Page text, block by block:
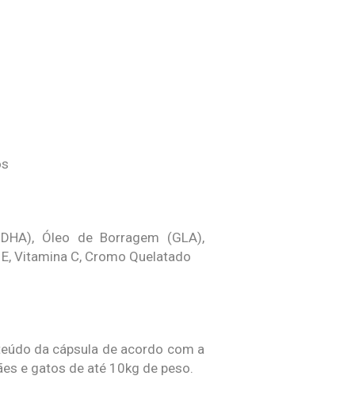
Óleo de Borragem (GLA),
Vitamina C, Cromo Quelatado
da cápsula de acordo com a
e gatos de até 10kg de peso.